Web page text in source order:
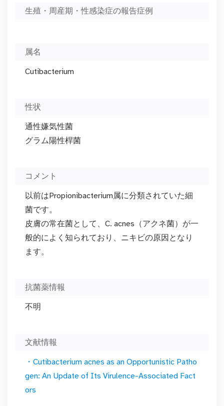
生殖・周産期・性感染症の報告症例
属名
Cutibacterium
性状
通性嫌気性菌
グラム陽性桿菌
コメント
以前はPropionibacterium属に分類されていた細
菌です。
皮膚の常在菌として、C. acnes（アクネ菌）が一
般的によく知られており、ニキビの原因となり
ます。
抗菌薬情報
不明
文献情報
・Cutibacterium acnes as an Opportunistic Patho
gen: An Update of Its Virulence-Associated Fact
ors